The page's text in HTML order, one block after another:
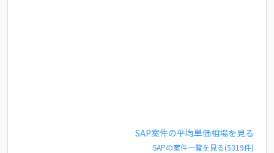
SAP案件の平均単価相場を見る
SAPの案件一覧を見る(5319件)